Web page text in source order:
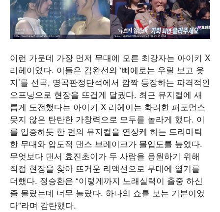
이런 가운데 가장 먼저 무대에 오른 최강자는 아이키 X
리헤이였다. 이들은 김완선의 ‘삐에로는 우릴 보고 웃
지’를 선곡, 명곡판정단석에서 깜짝 등장하는 파격적인
오프닝으로 현장을 뜨겁게 달궜다. 최근 뮤지컬에 새
롭게 도전했다는 아이키 X 리헤이는 화려한 퍼포먼스
못지 않은 탄탄한 가창력으로 모두를 놀라게 했다. 이
를 입증하듯 한 편의 뮤지컬을 연상케 하는 드라마틱
한 무대와 압도적 댄스 브레이크가 몰입도를 높였다.
무엇보다 댄서 효진초이가 두 사람을 응원하기 위해
직접 현장을 찾아 뜨거운 리액션으로 무대에 열기를
더했다. 정승환은 “이렇게까지 노래실력이 출중 하신
줄 몰랐는데 너무 놀랐다. 하나의 쇼를 보는 기분이었
다”라며 감탄했다.